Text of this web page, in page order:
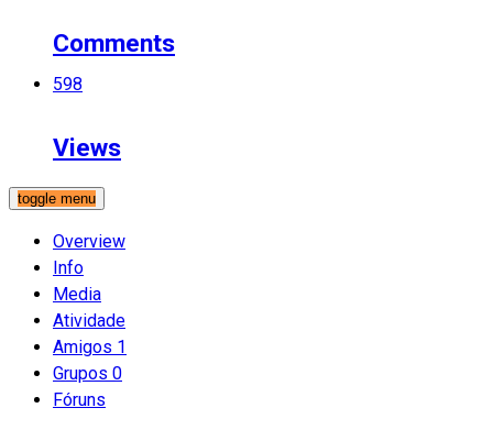
Comments
598
Views
toggle menu
Overview
Info
Media
Atividade
Amigos 1
Grupos 0
Fóruns